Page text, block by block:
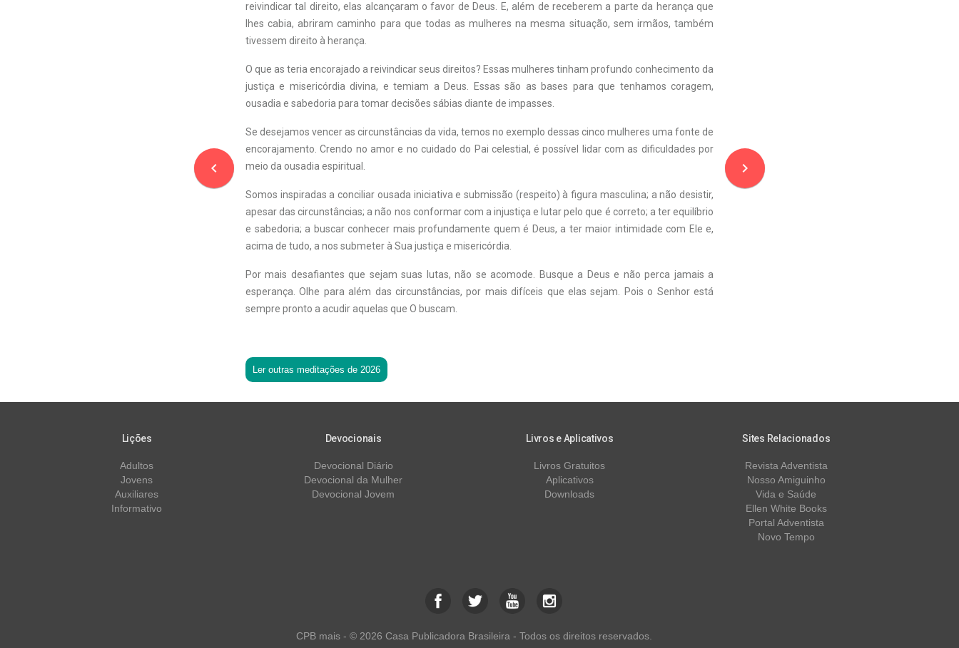
navigate_before
reivindicar tal direito, elas alcançaram o favor de Deus. E, além de receberem a parte da herança que
lhes cabia, abriram caminho para que todas as mulheres na mesma situação, sem irmãos, também
tivessem direito à herança.
O que as teria encorajado a reivindicar seus direitos? Essas mulheres tinham profundo conhecimento da
justiça e misericórdia divina, e temiam a Deus. Essas são as bases para que tenhamos coragem,
ousadia e sabedoria para tomar decisões sábias diante de impasses.
Se desejamos vencer as circunstâncias da vida, temos no exemplo dessas cinco mulheres uma fonte de
encorajamento. Crendo no amor e no cuidado do Pai celestial, é possível lidar com as dificuldades por
meio da ousadia espiritual.
Somos inspiradas a conciliar ousada iniciativa e submissão (respeito) à figura masculina; a não desistir,
apesar das circunstâncias; a não nos conformar com a injustiça e lutar pelo que é correto; a ter equilíbrio
e sabedoria; a buscar conhecer mais profundamente quem é Deus, a ter maior intimidade com Ele e,
acima de tudo, a nos submeter à Sua justiça e misericórdia.
Por mais desafiantes que sejam suas lutas, não se acomode. Busque a Deus e não perca jamais a
esperança. Olhe para além das circunstâncias, por mais difíceis que elas sejam. Pois o Senhor está
sempre pronto a acudir aquelas que O buscam.
Ler outras meditações de 2026
navigate_next
Lições
Adultos
Jovens
Auxiliares
Informativo
Devocionais
Devocional Diário
Devocional da Mulher
Devocional Jovem
Livros e Aplicativos
Livros Gratuitos
Aplicativos
Downloads
Sites Relacionados
Revista Adventista
Nosso Amiguinho
Vida e Saúde
Ellen White Books
Portal Adventista
Novo Tempo
CPB mais - © 2026 Casa Publicadora Brasileira - Todos os direitos reservados.